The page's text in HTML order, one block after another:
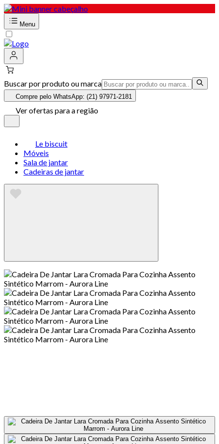
Menu
Buscar por produto ou marca
Compre pelo WhatsApp: (21) 97971-2181
Ver ofertas para a região
Le biscuit
Móveis
Sala de jantar
Cadeiras de jantar